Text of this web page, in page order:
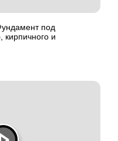
под
кирпичного и